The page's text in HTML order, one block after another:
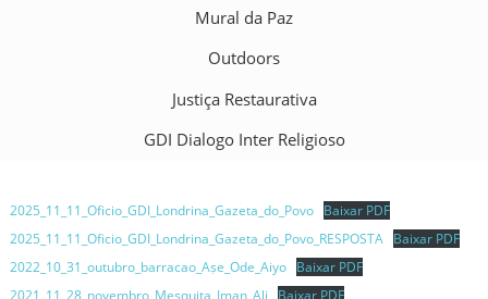
Mural da Paz
Outdoors
Justiça Restaurativa
GDI Dialogo Inter Religioso
2025_11_11_Oficio_GDI_Londrina_Gazeta_do_Povo Baixar PDF
2025_11_11_Oficio_GDI_Londrina_Gazeta_do_Povo_RESPOSTA Baixar PDF
2022_10_31_outubro_barracao_Aṣe_Ode_Aiyo Baixar PDF